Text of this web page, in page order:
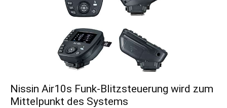
Nissin Air10s Funk-Blitzsteuerung wird zum
Mittelpunkt des Systems